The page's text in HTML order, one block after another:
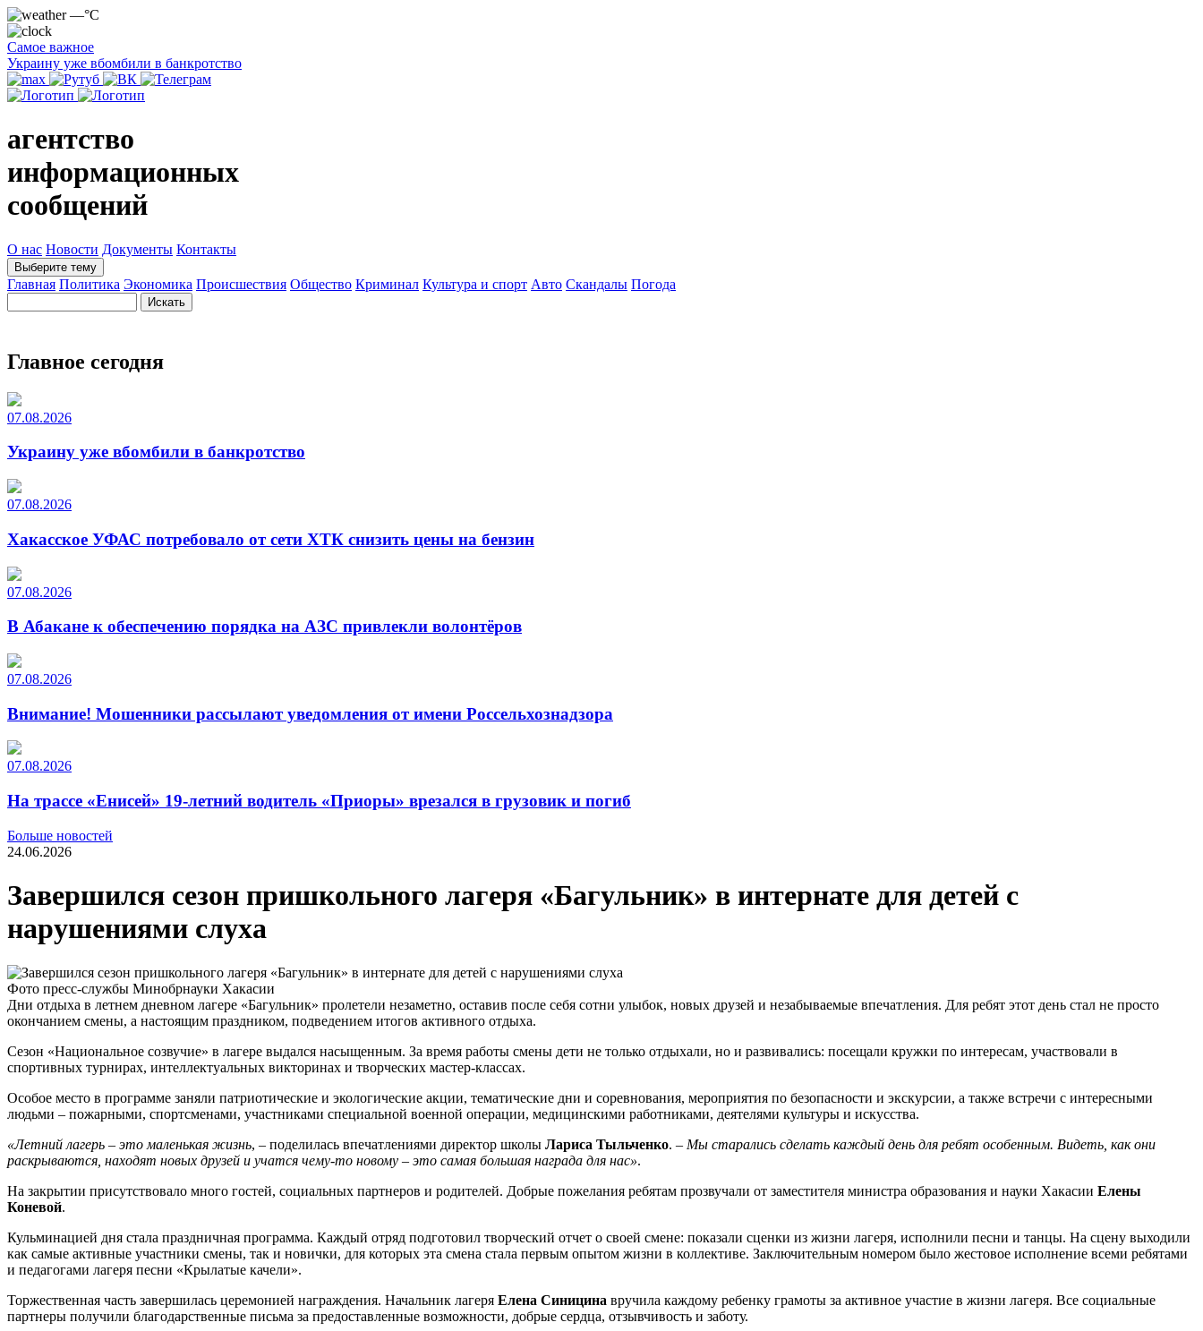
—°C
Самое важное
Украину уже вбомбили в банкротство
агентство
информационных
сообщений
О нас Новости Документы Контакты
Выберите тему
Главная Политика Экономика Происшествия Общество Криминал Культура и спорт Авто Скандалы Погода
Главное сегодня
07.08.2026
Украину уже вбомбили в банкротство
07.08.2026
Хакасское УФАС потребовало от сети ХТК снизить цены на бензин
07.08.2026
В Абакане к обеспечению порядка на АЗС привлекли волонтёров
07.08.2026
Внимание! Мошенники рассылают уведомления от имени Россельхознадзора
07.08.2026
На трассе «Енисей» 19-летний водитель «Приоры» врезался в грузовик и погиб
Больше новостей
24.06.2026
Завершился сезон пришкольного лагеря «Багульник» в интернате для детей с
нарушениями слуха
Фото пресс-службы Минобрнауки Хакасии
Дни отдыха в летнем дневном лагере «Багульник» пролетели незаметно, оставив после себя сотни улыбок, новых друзей и незабываемые впечатления. Для ребят этот день стал не просто
окончанием смены, а настоящим праздником, подведением итогов активного отдыха.
Сезон «Национальное созвучие» в лагере выдался насыщенным. За время работы смены дети не только отдыхали, но и развивались: посещали кружки по интересам, участвовали в
спортивных турнирах, интеллектуальных викторинах и творческих мастер-классах.
Особое место в программе заняли патриотические и экологические акции, тематические дни и соревнования, мероприятия по безопасности и экскурсии, а также встречи с интересными
людьми – пожарными, спортсменами, участниками специальной военной операции, медицинскими работниками, деятелями культуры и искусства.
«Летний лагерь – это маленькая жизнь, – поделилась впечатлениями директор школы Лариса Тыльченко. – Мы старались сделать каждый день для ребят особенным. Видеть, как они
раскрываются, находят новых друзей и учатся чему-то новому – это самая большая награда для нас».
На закрытии присутствовало много гостей, социальных партнеров и родителей. Добрые пожелания ребятам прозвучали от заместителя министра образования и науки Хакасии Елены
Коневой.
Кульминацией дня стала праздничная программа. Каждый отряд подготовил творческий отчет о своей смене: показали сценки из жизни лагеря, исполнили песни и танцы. На сцену выходили
как самые активные участники смены, так и новички, для которых эта смена стала первым опытом жизни в коллективе. Заключительным номером было жестовое исполнение всеми ребятами
и педагогами лагеря песни «Крылатые качели».
Торжественная часть завершилась церемонией награждения. Начальник лагеря Елена Синицина вручила каждому ребенку грамоты за активное участие в жизни лагеря. Все социальные
партнеры получили благодарственные письма за предоставленные возможности, добрые сердца, отзывчивость и заботу.